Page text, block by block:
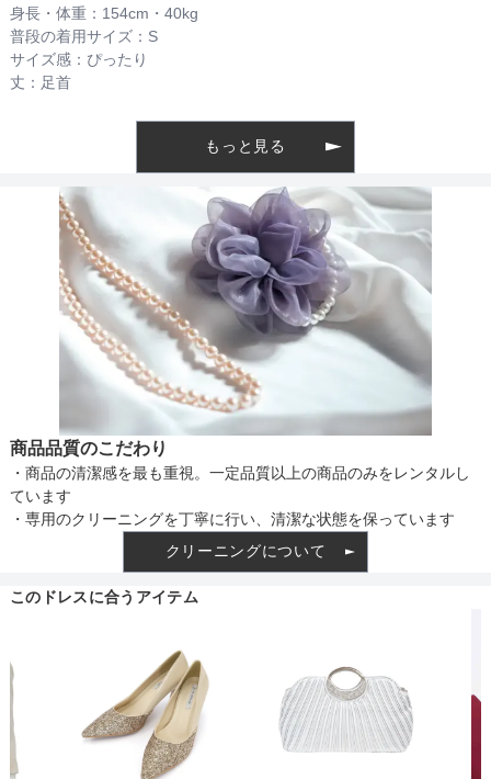
骨格タイプ
身長・体重： 154cm・ 40kg
普段の着用サイズ： S
サイズ感： ぴったり
丈： 足首
もっと見る
商品品質のこだわり
・商品の清潔感を最も重視。一定品質以上の商品のみをレンタルし
ています
・専用のクリーニングを丁寧に行い、清潔な状態を保っています
クリーニングについて
このドレスに合うアイテム